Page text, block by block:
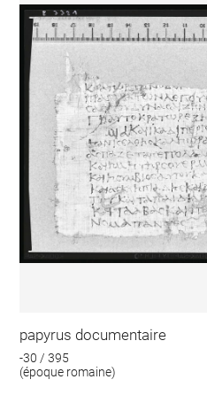
papyrus documentaire
-30 / 395
(époque romaine)